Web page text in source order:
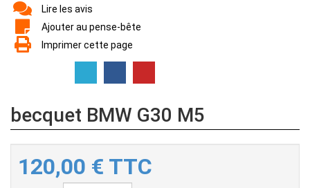
Lire les avis
Ajouter au pense-bête
Imprimer cette page
becquet BMW G30 M5
120,00 € TTC